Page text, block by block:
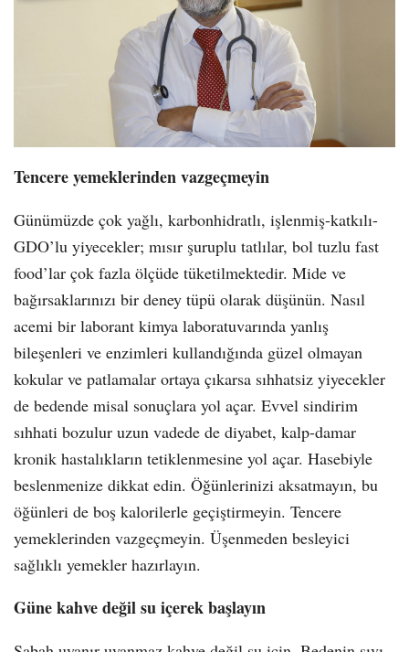
Tencere yemeklerinden vazgeçmeyin
Günümüzde çok yağlı, karbonhidratlı, işlenmiş-katkılı-
GDO’lu yiyecekler; mısır şuruplu tatlılar, bol tuzlu fast
food’lar çok fazla ölçüde tüketilmektedir. Mide ve
bağırsaklarınızı bir deney tüpü olarak düşünün. Nasıl
acemi bir laborant kimya laboratuvarında yanlış
bileşenleri ve enzimleri kullandığında güzel olmayan
kokular ve patlamalar ortaya çıkarsa sıhhatsiz yiyecekler
de bedende misal sonuçlara yol açar. Evvel sindirim
sıhhati bozulur uzun vadede de diyabet, kalp-damar
kronik hastalıkların tetiklenmesine yol açar. Hasebiyle
beslenmenize dikkat edin. Öğünlerinizi aksatmayın, bu
öğünleri de boş kalorilerle geçiştirmeyin. Tencere
yemeklerinden vazgeçmeyin. Üşenmeden besleyici
sağlıklı yemekler hazırlayın.
Güne kahve değil su içerek başlayın